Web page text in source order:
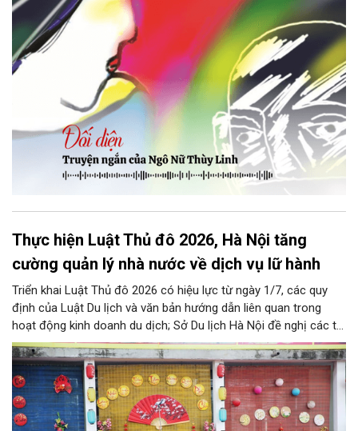
bị Tổng biên tập kêu lên để trả lại...
Thực hiện Luật Thủ đô 2026, Hà Nội tăng
cường quản lý nhà nước về dịch vụ lữ hành
Triển khai Luật Thủ đô 2026 có hiệu lực từ ngày 1/7, các quy
định của Luật Du lịch và văn bản hướng dẫn liên quan trong
hoạt động kinh doanh du dịch; Sở Du lịch Hà Nội đề nghị các tổ
chức, đơn vị, doanh nghiệp kinh doanh dịch vụ lữ hành trên địa
bàn thành phố thực hiện một số nội dung quan trọng. Qua đó
góp phần thực hiện thắng lợi các mục tiêu phát triển du lịch Hà
Nội năm 2026 và giai đoạn tiếp theo.